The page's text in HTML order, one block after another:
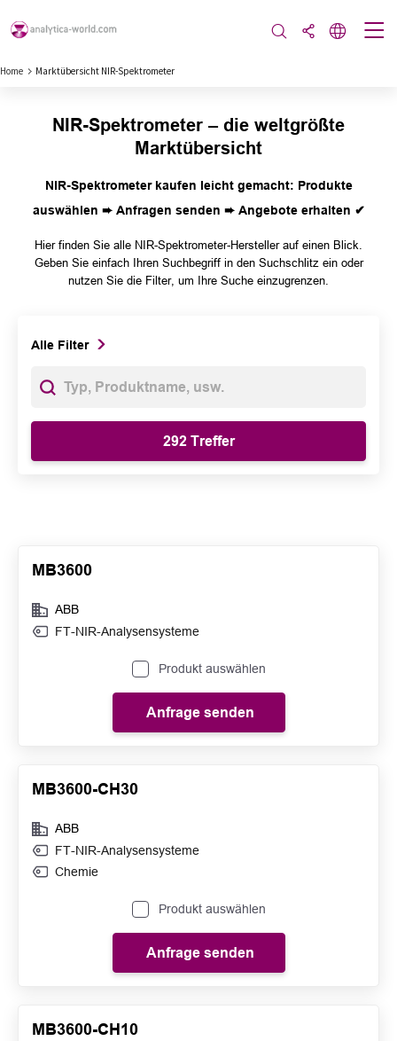
Home Marktübersicht NIR-Spektrometer
NIR-Spektrometer – die weltgrößte
Marktübersicht
NIR-Spektrometer kaufen leicht gemacht: Produkte
auswählen ➨ Anfragen senden ➨ Angebote erhalten ✔
Hier finden Sie alle NIR-Spektrometer-Hersteller auf einen Blick.
Geben Sie einfach Ihren Suchbegriff in den Suchschlitz ein oder
nutzen Sie die Filter, um Ihre Suche einzugrenzen.
Alle Filter
MB3600
ABB
FT-NIR-Analysensysteme
Produkt auswählen
Anfrage senden
MB3600-CH30
ABB
FT-NIR-Analysensysteme
Chemie
Produkt auswählen
Anfrage senden
MB3600-CH10